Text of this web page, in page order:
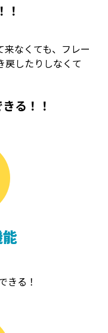
！
なくても、フレー
戻したりしなくて
る！！
きる！